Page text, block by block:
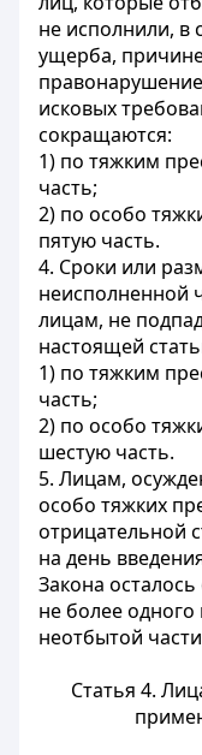
не исполнили, в
ущерба,
исковых
сокращаются:
1) по тяжким
часть;
2) по особо
пятую часть.
4. Сроки или
неисполненной
лицам, не
настоящей
1) по тяжким
часть;
2) по особо
шестую часть.
5. Лицам,
особо тяжких
отрицательной
на день
Закона
не более
неотбытой
Статья 4.